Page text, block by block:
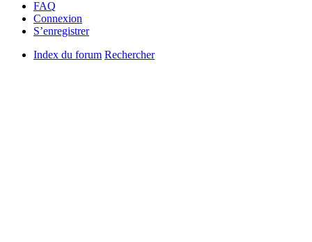
FAQ
Connexion
S’enregistrer
Index du forum Rechercher